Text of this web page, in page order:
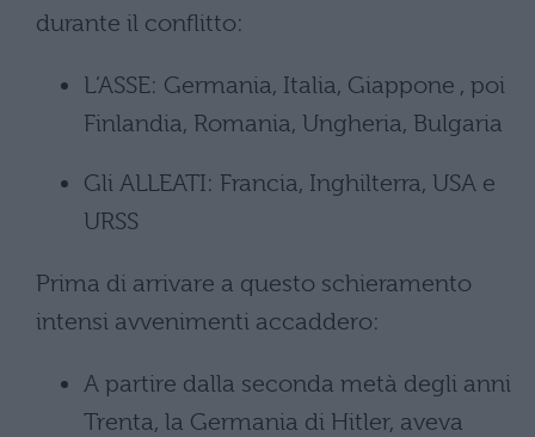
durante il conflitto:
L’ASSE: Germania, Italia, Giappone , poi
Finlandia, Romania, Ungheria, Bulgaria
Gli ALLEATI: Francia, Inghilterra, USA e
URSS
Prima di arrivare a questo schieramento
intensi avvenimenti accaddero:
A partire dalla seconda metà degli anni
Trenta, la Germania di Hitler, aveva